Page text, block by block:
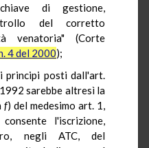
di gestione,
del corretto
venatoria" (Corte
4 del 2000);
principi posti dall'art.
sarebbe altresì la
f) del medesimo art. 1,
l'iscrizione,
negli ATC, del